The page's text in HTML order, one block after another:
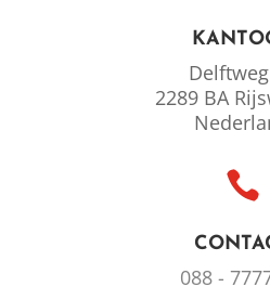
2289 BA

088 -